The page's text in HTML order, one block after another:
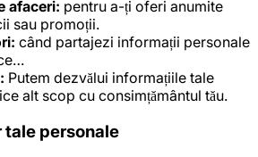
afaceri: pentru a-ți oferi anumite
sau promoții.
când partajezi informații personale
Putem dezvălui informațiile tale
alt scop cu consimțământul tău.
tale personale